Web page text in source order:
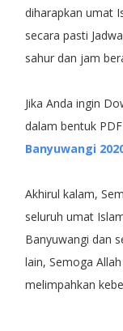
diharapkan umat
secara pasti
sahur dan jam
Jika Anda ingin
dalam bentuk
Banyuwangi
Akhirul kalam,
seluruh umat
Banyuwangi dan
lain, Semoga
melimpahkan